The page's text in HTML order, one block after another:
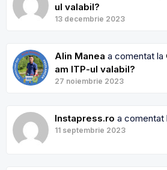
ul valabil?
13 decembrie 2023
Alin Manea a comentat la
am ITP-ul valabil?
27 noiembrie 2023
Instapress.ro a comentat
11 septembrie 2023